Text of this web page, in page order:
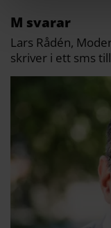
M svarar
Lars Rådén,
skriver i ett sms